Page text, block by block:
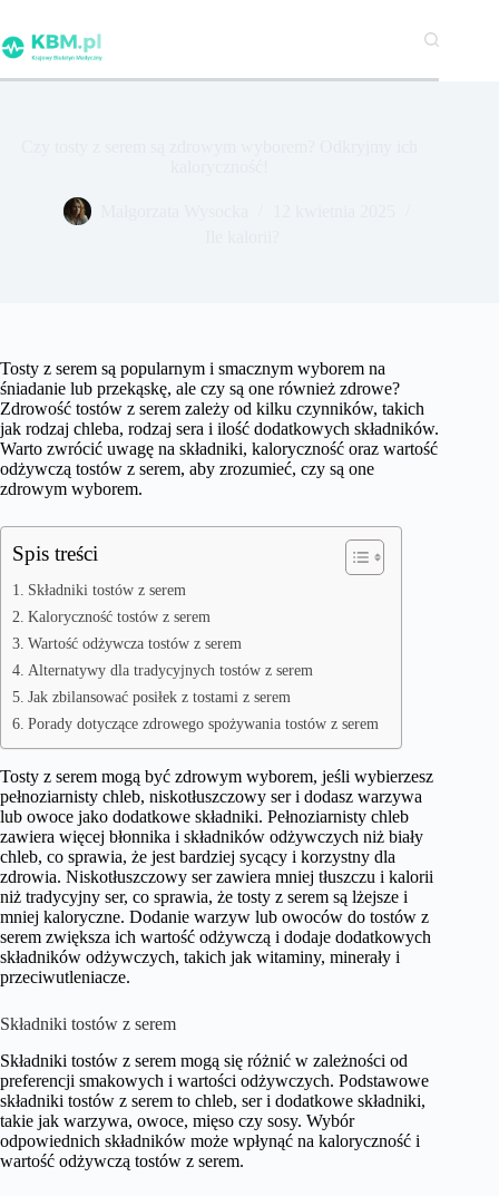
treści
Tosty z serem są popularnym i smacznym wyborem na
śniadanie lub przekąskę, ale czy są one również zdrowe?
Zdrowość tostów z serem zależy od kilku czynników, takich
jak rodzaj chleba, rodzaj sera i ilość dodatkowych składników.
Warto zwrócić uwagę na składniki, kaloryczność oraz wartość
odżywczą tostów z serem, aby zrozumieć, czy są one
zdrowym wyborem.
Spis treści
Składniki tostów z serem
Kaloryczność tostów z serem
Wartość odżywcza tostów z serem
Alternatywy dla tradycyjnych tostów z serem
Jak zbilansować posiłek z tostami z serem
Porady dotyczące zdrowego spożywania tostów z serem
Tosty z serem mogą być zdrowym wyborem, jeśli wybierzesz
pełnoziarnisty chleb, niskotłuszczowy ser i dodasz warzywa
lub owoce jako dodatkowe składniki. Pełnoziarnisty chleb
zawiera więcej błonnika i składników odżywczych niż biały
chleb, co sprawia, że jest bardziej sycący i korzystny dla
zdrowia. Niskotłuszczowy ser zawiera mniej tłuszczu i kalorii
niż tradycyjny ser, co sprawia, że tosty z serem są lżejsze i
mniej kaloryczne. Dodanie warzyw lub owoców do tostów z
serem zwiększa ich wartość odżywczą i dodaje dodatkowych
składników odżywczych, takich jak witaminy, minerały i
przeciwutleniacze.
Składniki tostów z serem
Składniki tostów z serem mogą się różnić w zależności od
preferencji smakowych i wartości odżywczych. Podstawowe
składniki tostów z serem to chleb, ser i dodatkowe składniki,
takie jak warzywa, owoce, mięso czy sosy. Wybór
odpowiednich składników może wpłynąć na kaloryczność i
wartość odżywczą tostów z serem.